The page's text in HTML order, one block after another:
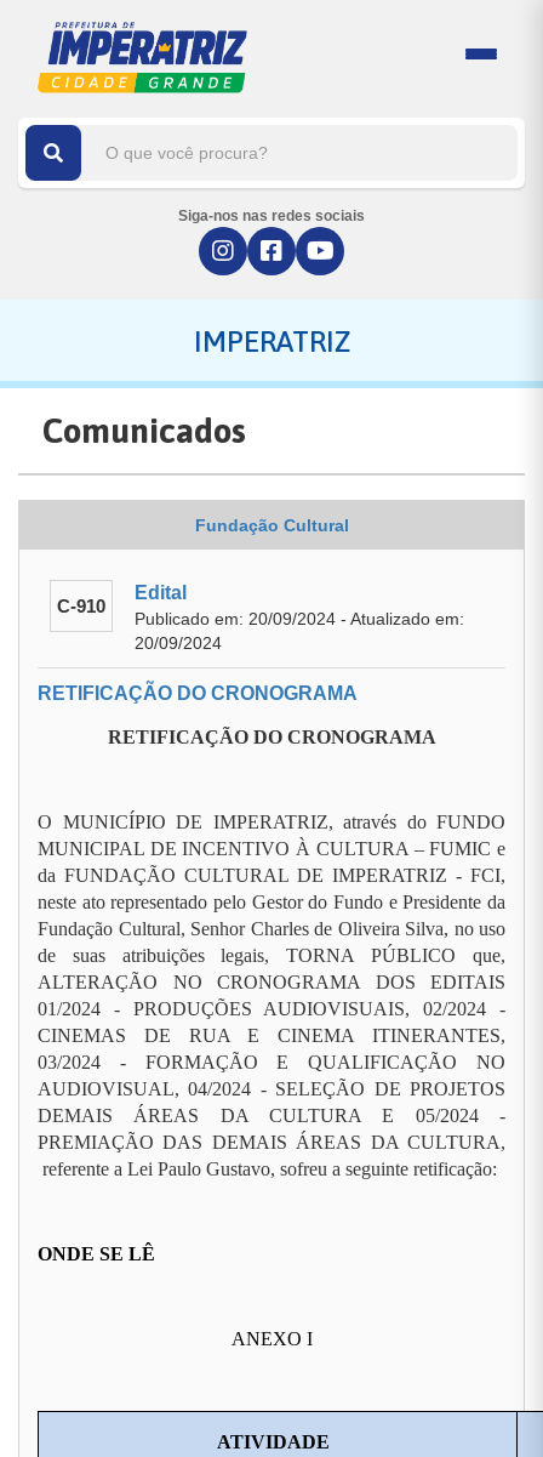
Siga-nos nas redes sociais
IMPERATRIZ
Comunicados
Fundação Cultural
C-910
Edital
Publicado em: 20/09/2024 - Atualizado em:
20/09/2024
RETIFICAÇÃO DO CRONOGRAMA
RETIFICAÇÃO DO CRONOGRAMA
O MUNICÍPIO DE IMPERATRIZ, através do FUNDO
MUNICIPAL DE INCENTIVO À CULTURA – FUMIC e
da FUNDAÇÃO CULTURAL DE IMPERATRIZ - FCI,
neste ato representado pelo Gestor do Fundo e Presidente da
Fundação Cultural, Senhor Charles de Oliveira Silva, no uso
de suas atribuições legais, TORNA PÚBLICO que,
ALTERAÇÃO NO CRONOGRAMA DOS EDITAIS
01/2024 - PRODUÇÕES AUDIOVISUAIS, 02/2024 -
CINEMAS DE RUA E CINEMA ITINERANTES,
03/2024 - FORMAÇÃO E QUALIFICAÇÃO NO
AUDIOVISUAL, 04/2024 - SELEÇÃO DE PROJETOS
DEMAIS ÁREAS DA CULTURA E 05/2024 -
PREMIAÇÃO DAS DEMAIS ÁREAS DA CULTURA,
referente a Lei Paulo Gustavo, sofreu a seguinte retificação:
ONDE SE LÊ
ANEXO I
ATIVIDADE